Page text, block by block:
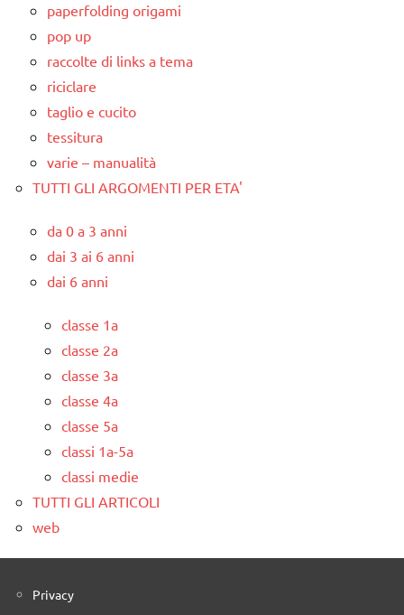
paperfolding origami
pop up
raccolte di links a tema
riciclare
taglio e cucito
tessitura
varie – manualità
TUTTI GLI ARGOMENTI PER ETA'
da 0 a 3 anni
dai 3 ai 6 anni
dai 6 anni
classe 1a
classe 2a
classe 3a
classe 4a
classe 5a
classi 1a-5a
classi medie
TUTTI GLI ARTICOLI
web
Privacy